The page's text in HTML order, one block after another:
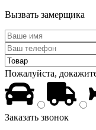
Вызвать замерщика
Пожалуйста,
Заказать звонок